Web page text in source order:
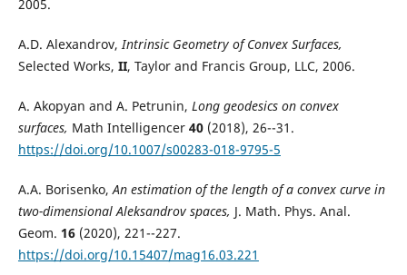
2005.
A.D. Alexandrov,Intrinsic Geometry of Convex Surfaces,
Selected Works, II, Taylor and Francis Group, LLC, 2006.
A. Akopyan and A. Petrunin, Long geodesics on convex
surfaces, Math Intelligencer 40(2018), 26--31.
https://doi.org/10.1007/s00283-018-9795-5
A.A. Borisenko,An estimation of the length of a convex curve in
two-dimensional Aleksandrov spaces, J. Math. Phys. Anal.
Geom. 16(2020), 221--227.
https://doi.org/10.15407/mag16.03.221